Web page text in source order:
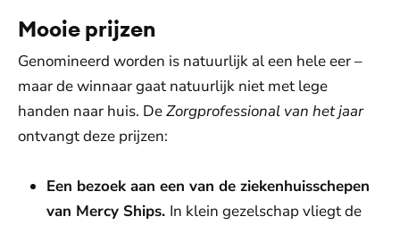
Mooie prijzen
Genomineerd worden is natuurlijk al een hele eer –
maar de winnaar gaat natuurlijk niet met lege
handen naar huis. DeZorgprofessional van het jaar
ontvangt deze prijzen:
Een bezoek aan een van de ziekenhuisschepen
van Mercy Ships. In klein gezelschap vliegt de